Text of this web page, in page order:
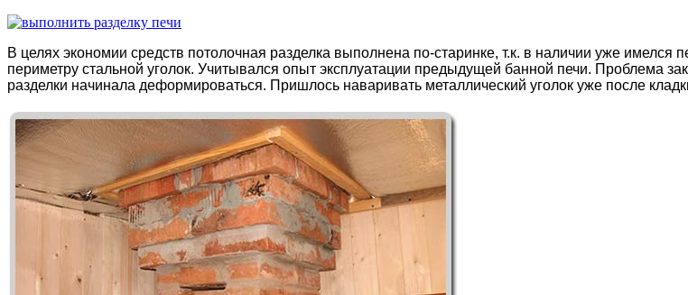
В целях экономии средств потолочная разделка выполнена по-старинке, т.к. в наличии уже
периметру стальной уголок. Учитывался опыт эксплуатации предыдущей банной печи. Проблема
разделки начинала деформироваться. Пришлось наваривать металлический уголок уже после